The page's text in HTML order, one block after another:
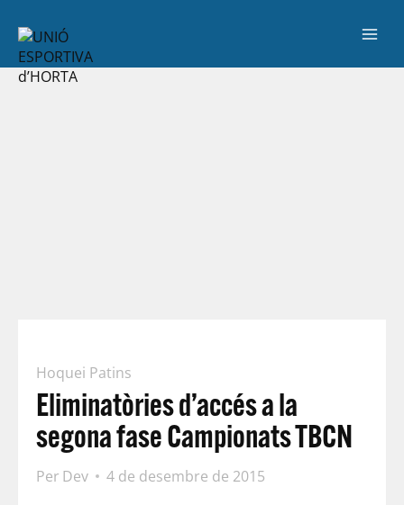
Hoquei Patins
Eliminatòries d’accés a la
segona fase Campionats TBCN
Per Dev 4 de desembre de 2015